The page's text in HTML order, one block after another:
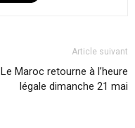
Article suivant
Le Maroc retourne à l’heure
légale dimanche 21 mai